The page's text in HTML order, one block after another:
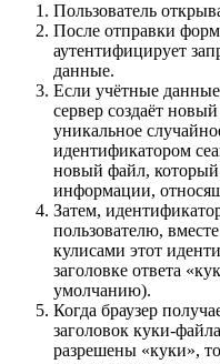
Пользователь
После отправки
аутентифицирует
данные.
Если учётные
сервер создаёт
уникальное
идентификатором
новый файл, который
информации,
Затем,
пользователю,
кулисами этот
заголовке ответа
умолчанию).
Когда браузер
заголовок куки-файла
разрешены «куки»,